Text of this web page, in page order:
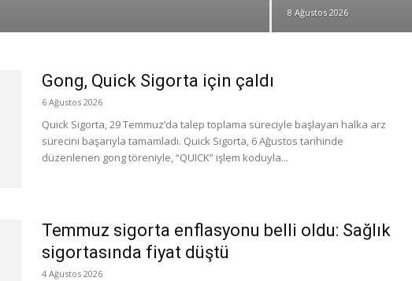
8 Ağustos 2026
Gong, Quick Sigorta için çaldı
6 Ağustos 2026
Quick Sigorta, 29 Temmuz’da talep toplama süreciyle başlayan halka arz
sürecini başarıyla tamamladı. Quick Sigorta, 6 Ağustos tarihinde
düzenlenen gong töreniyle, “QUICK” işlem koduyla...
Temmuz sigorta enflasyonu belli oldu: Sağlık
sigortasında fiyat düştü
4 Ağustos 2026